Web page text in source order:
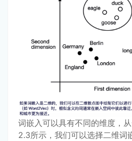
词嵌入可以具有不同的维度，
2.3所示，我们可以选择二维词